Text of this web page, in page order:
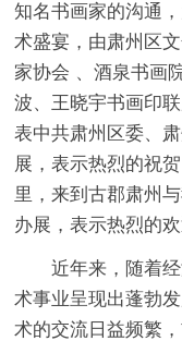
知名书画家的沟通
术盛宴，由肃州区
家协会 、酒泉书画
波、王晓宇书画印
表中共肃州区委、
展，表示热烈的祝
里，来到古郡肃州
办展，表示热烈的
近年来，随着
术事业呈现出蓬勃
术的交流日益频繁